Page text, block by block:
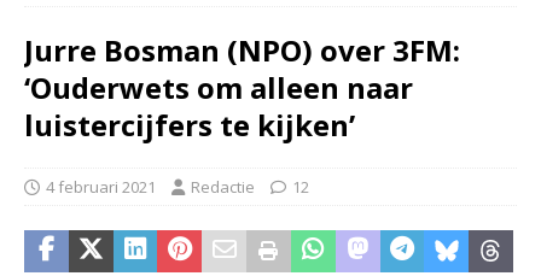
Jurre Bosman (NPO) over 3FM:
‘Ouderwets om alleen naar
luistercijfers te kijken’
4 februari 2021 Redactie 12